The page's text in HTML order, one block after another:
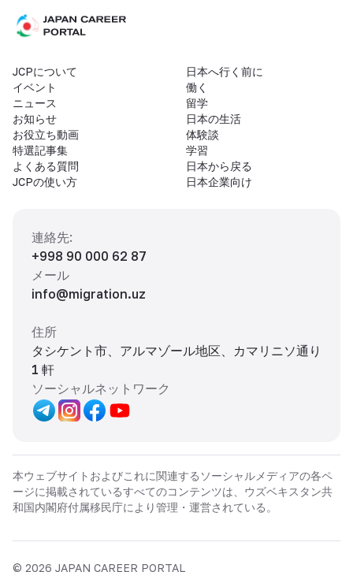
JCPについて
イベント
ニュース
お知らせ
お役立ち動画
特選記事集
よくある質問
JCPの使い方
日本へ行く前に
働く
留学
日本の生活
体験談
学習
日本から戻る
日本企業向け
連絡先:
+998 90 000 62 87
メール
info@migration.uz
住所
タシケント市、アルマゾール地区、カマリニソ通り
1 軒
ソーシャルネットワーク
本ウェブサイトおよびこれに関連するソーシャルメディアの各ペ
ージに掲載されているすべてのコンテンツは、ウズベキスタン共
和国内閣府付属移民庁により管理・運営されている。
© 2026 JAPAN CAREER PORTAL